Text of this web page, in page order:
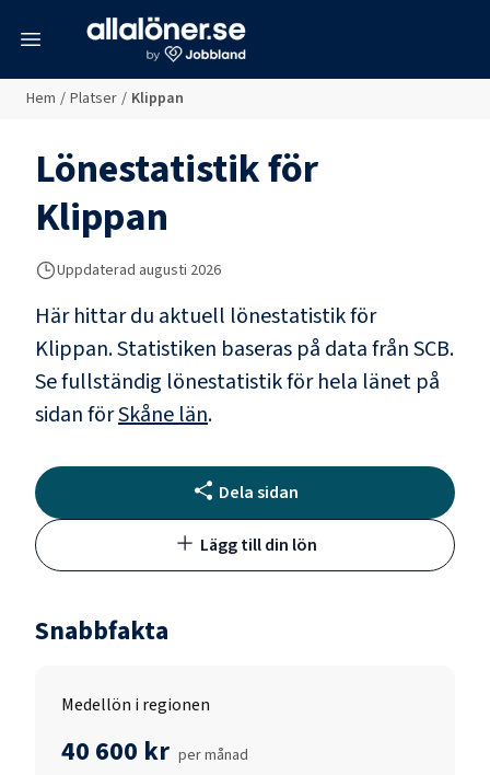
Hem / Platser / Klippan
Lönestatistik för
Klippan
Uppdaterad augusti 2026
Här hittar du aktuell lönestatistik för
Klippan. Statistiken baseras på data från SCB.
Se fullständig lönestatistik för hela länet på
sidan förSkåne län.
Dela sidan
Lägg till din lön
Snabbfakta
Medellön i regionen
40 600 kr per månad